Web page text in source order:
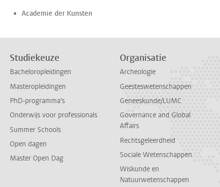
Academie der Kunsten
Studiekeuze
Bacheloropleidingen
Masteropleidingen
PhD-programma's
Onderwijs voor professionals
Summer Schools
Open dagen
Master Open Dag
Organisatie
Archeologie
Geesteswetenschappen
Geneeskunde/LUMC
Governance and Global
Affairs
Rechtsgeleerdheid
Sociale Wetenschappen
Wiskunde en
Natuurwetenschappen